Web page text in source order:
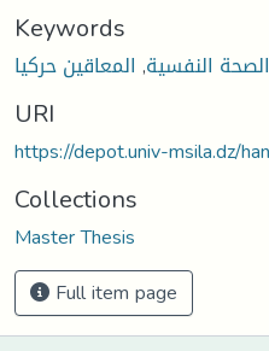
Keywords
الصحة النفسية, المعاقين حركيا
URI
https://depot.univ-msila.dz/
Collections
Master Thesis
Full item page